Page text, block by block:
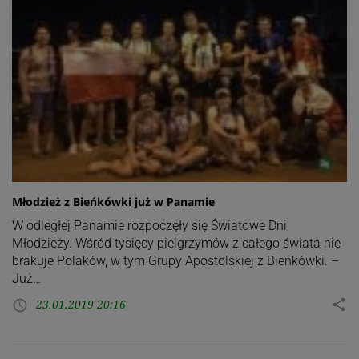
Młodzież z Bieńkówki już w Panamie
W odległej Panamie rozpoczęły się Światowe Dni
Młodzieży. Wśród tysięcy pielgrzymów z całego świata nie
brakuje Polaków, w tym Grupy Apostolskiej z Bieńkówki. –
Już…
access_time 23.01.2019 20:16 share